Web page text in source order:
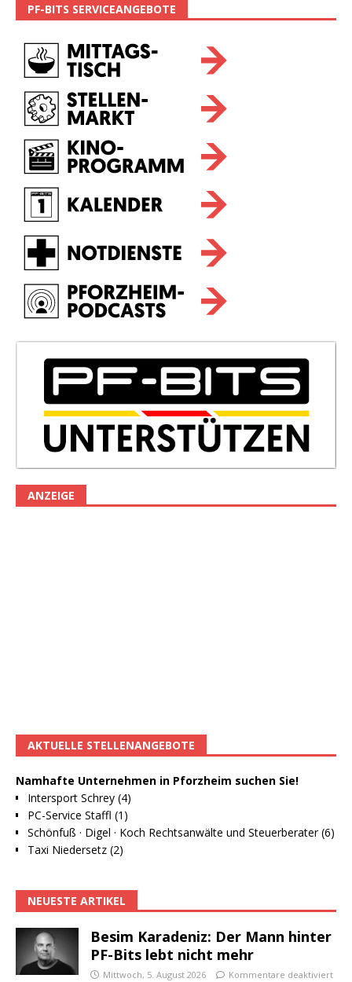
PF-BITS SERVICEANGEBOTE
ANZEIGE
AKTUELLE STELLENANGEBOTE
Namhafte Unternehmen in Pforzheim suchen Sie!
Intersport Schrey (4)
PC-Service Staffl (1)
Schönfuß · Digel · Koch Rechtsanwälte und Steuerberater (6)
Taxi Niedersetz (2)
NEUESTE ARTIKEL
Besim Karadeniz: Der Mann hinter
PF-Bits lebt nicht mehr
Mittwoch, 5. August 2026 Kommentare deaktiviert